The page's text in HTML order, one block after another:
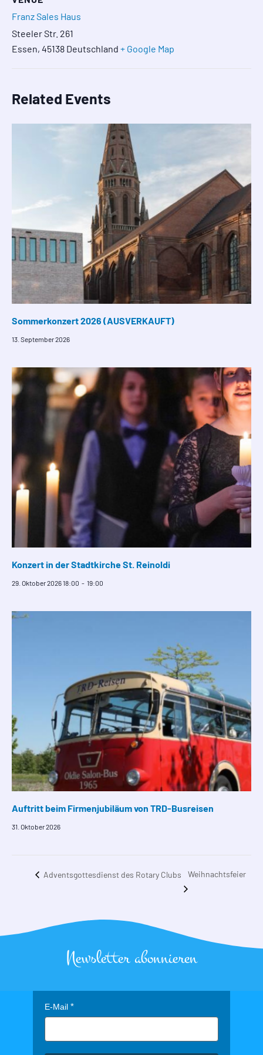
Franz Sales Haus
Steeler Str. 261
Essen, 45138 Deutschland + Google Map
Related Events
Sommerkonzert 2026 (AUSVERKAUFT)
13. September 2026
Konzert in der Stadtkirche St. Reinoldi
29. Oktober 2026 18:00 - 19:00
Auftritt beim Firmenjubiläum von TRD-Busreisen
31. Oktober 2026
Adventsgottesdienst des Rotary Clubs Weihnachtsfeier
Newsletter abonnieren
E-Mail